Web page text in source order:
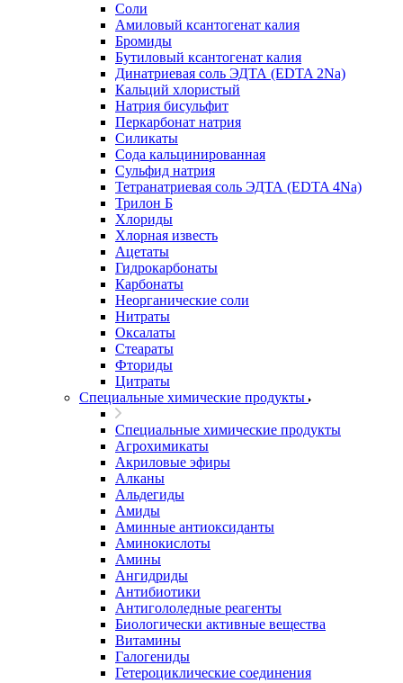
Соли
Амиловый ксантогенат калия
Бромиды
Бутиловый ксантогенат калия
Динатриевая соль ЭДТА (EDTA 2Na)
Кальций хлористый
Натрия бисульфит
Перкарбонат натрия
Силикаты
Сода кальцинированная
Сульфид натрия
Тетранатриевая соль ЭДТА (EDTA 4Na)
Трилон Б
Хлориды
Хлорная известь
Ацетаты
Гидрокарбонаты
Карбонаты
Неорганические соли
Нитраты
Оксалаты
Стеараты
Фториды
Цитраты
Специальные химические продукты
Специальные химические продукты
Агрохимикаты
Акриловые эфиры
Алканы
Альдегиды
Амиды
Аминные антиоксиданты
Аминокислоты
Амины
Ангидриды
Антибиотики
Антигололедные реагенты
Биологически активные вещества
Витамины
Галогениды
Гетероциклические соединения